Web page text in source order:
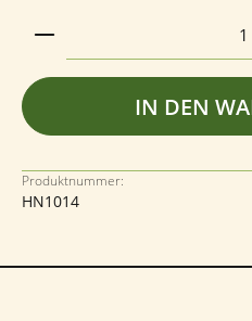
Produkt Anzahl: Gib
IN DEN
Produktnummer:
HN1014